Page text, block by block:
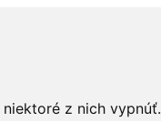
z nich vypnúť.